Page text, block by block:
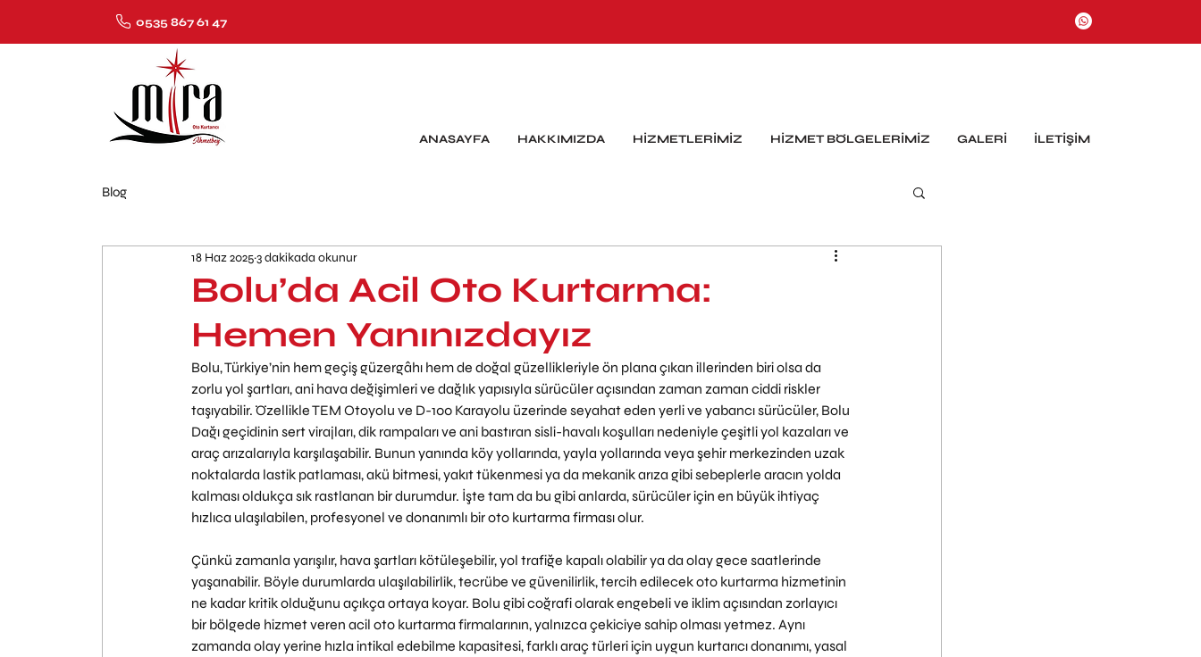
0535 867 61 47
ANASAYFA HAKKIMIZDA HİZMETLERİMİZ HİZMET BÖLGELERİMİZ GALERİ İLETİŞİM
Blog
Bolu’da Acil Oto Kurtarma:
Hemen Yanınızdayız
18 Haz 20253 dakikada okunur
Bolu, Türkiye’nin hem geçiş güzergâhı hem de doğal güzellikleriyle ön plana çıkan illerinden biri olsa da
zorlu yol şartları, ani hava değişimleri ve dağlık yapısıyla sürücüler açısından zaman zaman ciddi riskler
taşıyabilir. Özellikle TEM Otoyolu ve D-100 Karayolu üzerinde seyahat eden yerli ve yabancı sürücüler, Bolu
Dağı geçidinin sert virajları, dik rampaları ve ani bastıran sisli-havalı koşulları nedeniyle çeşitli yol kazaları ve
araç arızalarıyla karşılaşabilir. Bunun yanında köy yollarında, yayla yollarında veya şehir merkezinden uzak
noktalarda lastik patlaması, akü bitmesi, yakıt tükenmesi ya da mekanik arıza gibi sebeplerle aracın yolda
kalması oldukça sık rastlanan bir durumdur. İşte tam da bu gibi anlarda, sürücüler için en büyük ihtiyaç
hızlıca ulaşılabilen, profesyonel ve donanımlı bir oto kurtarma firması olur.
Çünkü zamanla yarışılır, hava şartları kötüleşebilir, yol trafiğe kapalı olabilir ya da olay gece saatlerinde
yaşanabilir. Böyle durumlarda ulaşılabilirlik, tecrübe ve güvenilirlik, tercih edilecek oto kurtarma hizmetinin
ne kadar kritik olduğunu açıkça ortaya koyar. Bolu gibi coğrafi olarak engebeli ve iklim açısından zorlayıcı
bir bölgede hizmet veren acil oto kurtarma firmalarının, yalnızca çekiciye sahip olması yetmez. Aynı
zamanda olay yerine hızla intikal edebilme kapasitesi, farklı araç türleri için uygun kurtarıcı donanımı, yasal